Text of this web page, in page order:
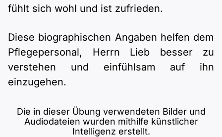
fühlt sich wohl und ist zufrieden.
Diese biographischen Angaben helfen dem
Pflegepersonal, Herrn Lieb besser zu
verstehen und einfühlsam auf ihn
einzugehen.
Die in dieser Übung verwendeten Bilder und
Audiodateien wurden mithilfe künstlicher
Intelligenz erstellt.